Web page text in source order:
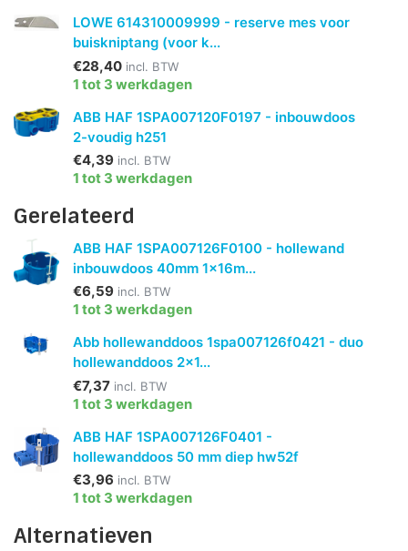
LOWE 614310009999 - reserve mes voor
buiskniptang (voor k...
€28,40 incl. BTW
1 tot 3 werkdagen
ABB HAF 1SPA007120F0197 - inbouwdoos
2-voudig h251
€4,39 incl. BTW
1 tot 3 werkdagen
Gerelateerd
ABB HAF 1SPA007126F0100 - hollewand
inbouwdoos 40mm 1x16m...
€6,59 incl. BTW
1 tot 3 werkdagen
Abb hollewanddoos 1spa007126f0421 - duo
hollewanddoos 2x1...
€7,37 incl. BTW
1 tot 3 werkdagen
ABB HAF 1SPA007126F0401 -
hollewanddoos 50 mm diep hw52f
€3,96 incl. BTW
1 tot 3 werkdagen
Alternatieven